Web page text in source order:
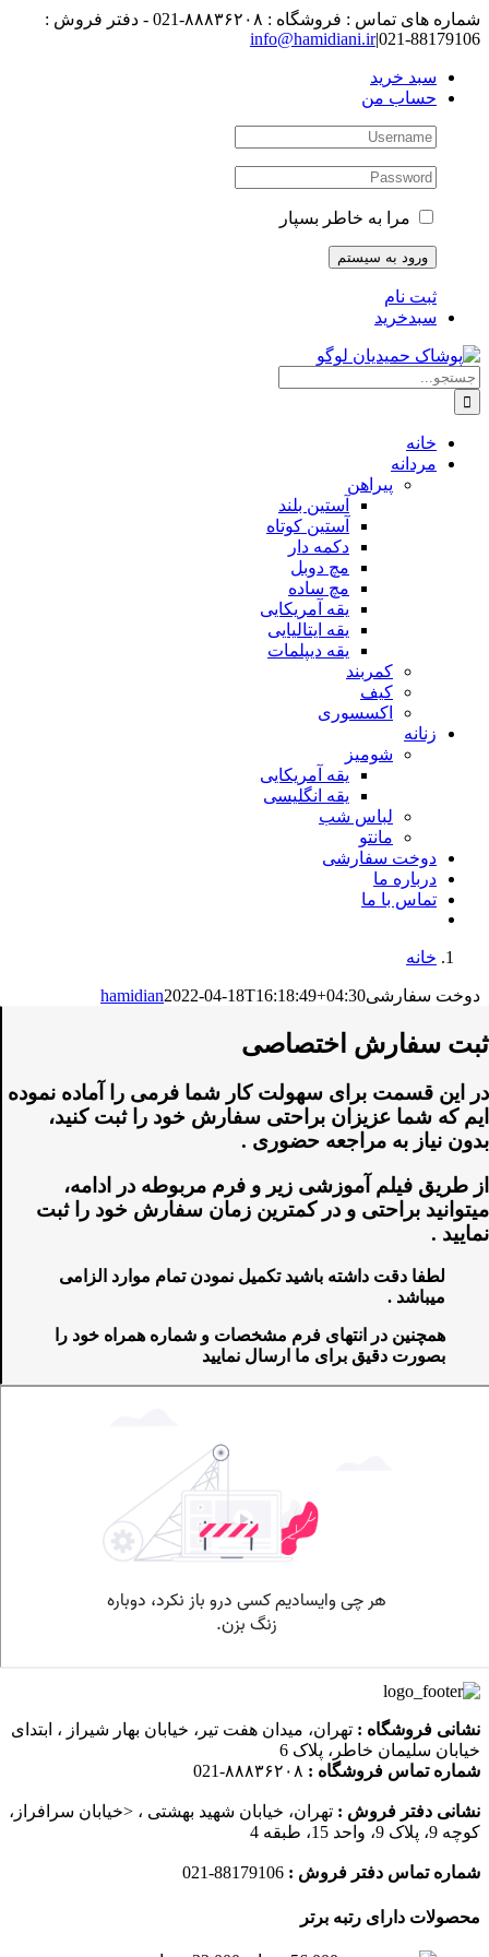
رفتن
به
شماره های تماس : فروشگاه : ۸۸۸۳۶۲۰۸-021 - دفتر فروش :
88179106-021
|
info@hamidiani.ir
سبد خرید
حساب من
مرا به خاطر بسپار
ثبت نام
سبدخرید
جستجو
برای:
خانه
مردانه
پیراهن
آستین بلند
آستین کوتاه
دکمه دار
مچ دوبل
مچ ساده
یقه آمریکایی
یقه ایتالیایی
یقه دیپلمات
کمربند
کیف
اکسسوری
زنانه
شومیز
یقه آمریکایی
یقه انگلیسی
لباس شب
مانتو
دوخت سفارشی
درباره ما
تماس با ما
خانه
دوخت سفارشی hamidian2022-04-18T16:18:49+04:30
ثبت سفارش اختصاصی
در این قسمت برای سهولت کار شما فرمی را آماده نموده
ایم که شما عزیزان براحتی سفارش خود را ثبت کنید،
بدون نیاز به مراجعه حضوری .
از طریق فیلم آموزشی زیر و فرم مربوطه در ادامه،
میتوانید براحتی و در کمترین زمان سفارش خود را ثبت
نمایید .
لطفا دقت داشته باشید تکمیل نمودن تمام موارد الزامی
میباشد .
همچنین در انتهای فرم مشخصات و شماره همراه خود را
بصورت دقیق برای ما ارسال نمایید
نشانی فروشگاه : تهران، میدان هفت تیر، خیابان بهار شیراز ، ابتدای
خیابان سلیمان خاطر، پلاک 6
شماره تماس فروشگاه :
نشانی دفتر فروش : تهران، خیابان شهید بهشتی ، <خیابان سرافراز،
کوچه 9، پلاک 9، واحد 15، طبقه 4
شماره تماس دفتر فروش :
محصولات دارای رتبه برتر